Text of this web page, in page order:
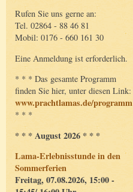
Rufen Sie uns gerne an:
Tel. 02864 - 88 46 81
Mobil: 0176 - 660 161 30
Eine Anmeldung ist erforderlich.
* * * Das gesamte Programm
finden Sie hier, unter diesen Link:
www.prachtlamas.de/programm
* * *
* * * August 2026 * * *
Lama-Erlebnisstunde in den
Sommerferien
Freitag, 07.08.2026, 15:00 -